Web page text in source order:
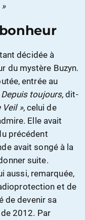
décidée à
du mystère Buzyn.
entrée au
Depuis toujours,dit-
Veil », celui de
Elle avait
précédent
avait songé à la
suite.
aussi, remarquée,
et de
de devenir sa
2012. Par